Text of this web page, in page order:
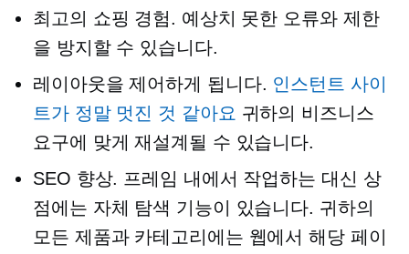
최고의 쇼핑 경험. 예상치 못한 오류와 제한
을 방지할 수 있습니다.
레이아웃을 제어하게 됩니다. 인스턴트 사이
트가 정말 멋진 것 같아요 귀하의 비즈니스
요구에 맞게 재설계될 수 있습니다.
SEO 향상. 프레임 내에서 작업하는 대신 상
점에는 자체 탐색 기능이 있습니다. 귀하의
모든 제품과 카테고리에는 웹에서 해당 페이